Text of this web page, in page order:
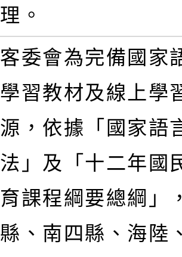
理。
客委會為完備國家
學習教材及線上學
源，依據「國家語
法」及「十二年國
育課程綱要總綱」
縣、南四縣、海陸